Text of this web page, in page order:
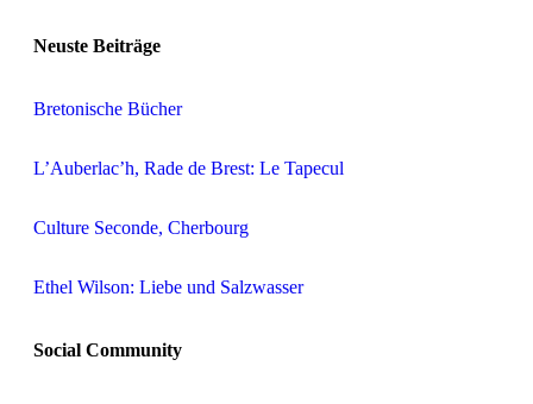
Neuste Beiträge
Bretonische Bücher
L’Auberlac’h, Rade de Brest: Le Tapecul
Culture Seconde, Cherbourg
Ethel Wilson: Liebe und Salzwasser
Social Community